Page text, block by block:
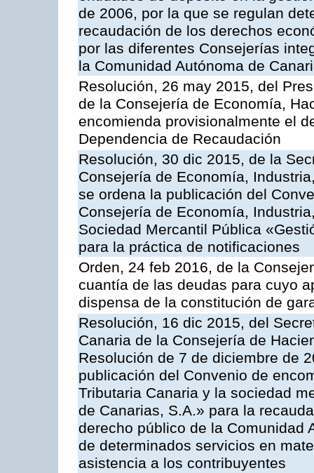
de 2006, por la que se regulan
recaudación de los derechos
por las diferentes Consejerías
la Comunidad Autónoma de
Resolución, 26 may 2015, del
de la Consejería de Economía,
encomienda provisionalmente el
Dependencia de Recaudación
Resolución, 30 dic 2015, de la
Consejería de Economía,
se ordena la publicación del
Consejería de Economía,
Sociedad Mercantil Pública
para la práctica de notificaciones
Orden, 24 feb 2016, de la
cuantía de las deudas para cuyo
dispensa de la constitución de
Resolución, 16 dic 2015, del
Canaria de la Consejería de
Resolución de 7 de diciembre de
publicación del Convenio de
Tributaria Canaria y la sociedad
de Canarias, S.A.» para la
derecho público de la Comunidad
de determinados servicios en
asistencia a los contribuyentes